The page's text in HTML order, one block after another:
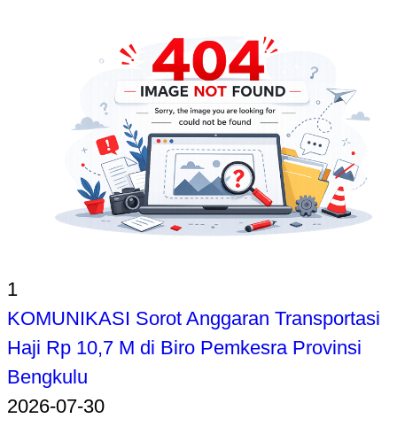
1
KOMUNIKASI Sorot Anggaran Transportasi
Haji Rp 10,7 M di Biro Pemkesra Provinsi
Bengkulu
2026-07-30